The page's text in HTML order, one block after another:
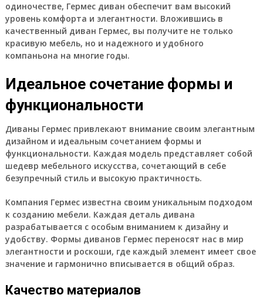
одиночестве, Гермес диван обеспечит вам высокий
уровень комфорта и элегантности. Вложившись в
качественный диван Гермес, вы получите не только
красивую мебель, но и надежного и удобного
компаньона на многие годы.
Идеальное сочетание формы и
функциональности
Диваны Гермес привлекают внимание своим элегантным
дизайном и идеальным сочетанием формы и
функциональности. Каждая модель представляет собой
шедевр мебельного искусства, сочетающий в себе
безупречный стиль и высокую практичность.
Компания Гермес известна своим уникальным подходом
к созданию мебели. Каждая деталь дивана
разрабатывается с особым вниманием к дизайну и
удобству. Формы диванов Гермес переносят нас в мир
элегантности и роскоши, где каждый элемент имеет свое
значение и гармонично вписывается в общий образ.
Качество материалов